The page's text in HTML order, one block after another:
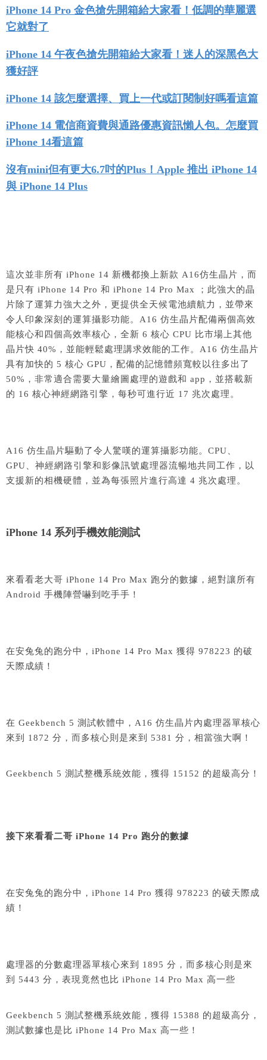
iPhone 14 Pro 金色搶先開箱給大家看！低調的華麗選
它就對了
iPhone 14 午夜色搶先開箱給大家看！迷人的深黑色大
獲好評
iPhone 14 該怎麼選擇、買上一代或訂閱制好嗎看這篇
iPhone 14 電信商資費與通路優惠資訊懶人包。怎麼買
iPhone 14看這篇
沒有mini但有更大6.7吋的Plus！Apple 推出 iPhone 14
與 iPhone 14 Plus
這次並非所有 iPhone 14 新機都換上新款 A16仿生晶片，而
是只有 iPhone 14 Pro 和 iPhone 14 Pro Max ；此強大的晶
片除了運算力強大之外，更提供全天候電池續航力，並帶來
令人印象深刻的運算攝影功能。A16 仿生晶片配備兩個高效
能核心和四個高效率核心，全新 6 核心 CPU 比市場上其他
晶片快 40%，並能輕鬆處理講求效能的工作。A16 仿生晶片
具有加快的 5 核心 GPU，配備的記憶體頻寬較以往多出了
50%，非常適合需要大量繪圖處理的遊戲和 app，並搭載新
的 16 核心神經網路引擎，每秒可進行近 17 兆次處理。
A16 仿生晶片驅動了令人驚嘆的運算攝影功能。CPU、
GPU、神經網路引擎和影像訊號處理器流暢地共同工作，以
支援新的相機硬體，並為每張照片進行高達 4 兆次處理。
iPhone 14 系列手機效能測試
來看看老大哥 iPhone 14 Pro Max 跑分的數據，絕對讓所有
Android 手機陣營嚇到吃手手！
在安兔兔的跑分中，iPhone 14 Pro Max 獲得 978223 的破
天際成績！
在 Geekbench 5 測試軟體中，A16 仿生晶片內處理器單核心
來到 1872 分，而多核心則是來到 5381 分，相當強大啊！
Geekbench 5 測試整機系統效能，獲得 15152 的超級高分！
接下來看看二哥 iPhone 14 Pro 跑分的數據
在安兔兔的跑分中，iPhone 14 Pro 獲得 978223 的破天際成
績！
處理器的分數處理器單核心來到 1895 分，而多核心則是來
到 5443 分，表現竟然也比 iPhone 14 Pro Max 高一些
Geekbench 5 測試整機系統效能，獲得 15388 的超級高分，
測試數據也是比 iPhone 14 Pro Max 高一些！